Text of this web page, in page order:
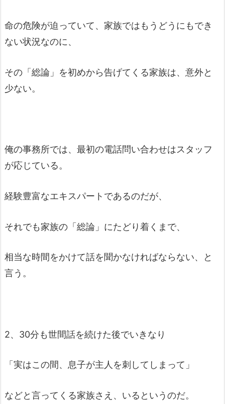
命の危険が迫っていて、家族ではもうどうにもでき
ない状況なのに、
その「総論」を初めから告げてくる家族は、意外と
少ない。
俺の事務所では、最初の電話問い合わせはスタッフ
が応じている。
経験豊富なエキスパートであるのだが、
それでも家族の「総論」にたどり着くまで、
相当な時間をかけて話を聞かなければならない、と
言う。
2、30分も世間話を続けた後でいきなり
「実はこの間、息子が主人を刺してしまって」
などと言ってくる家族さえ、いるというのだ。